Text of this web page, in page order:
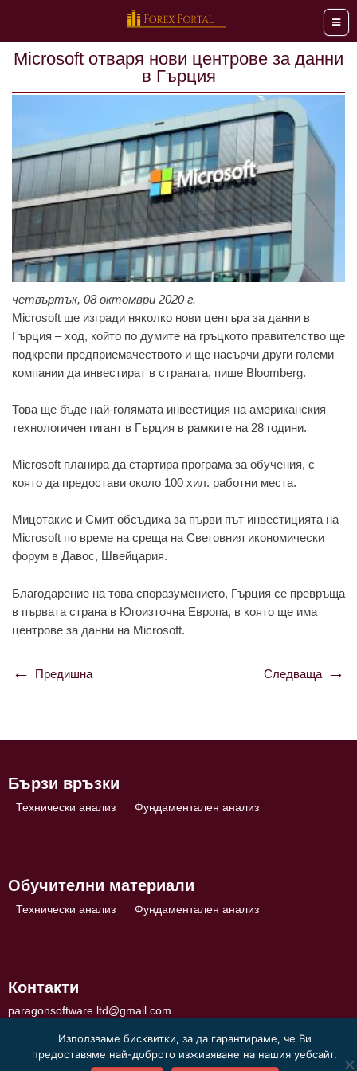
Меню
Microsoft отваря нови центрове за данни
в Гърция
четвъртък, 08 октомври 2020 г.
Microsoft ще изгради няколко нови центъра за данни в
Гърция – ход, който по думите на гръцкото правителство ще
подкрепи предприемачеството и ще насърчи други големи
компании да инвестират в страната, пише Bloomberg.
Това ще бъде най-голямата инвестиция на американския
технологичен гигант в Гърция в рамките на 28 години.
Microsoft планира да стартира програма за обучения, с
която да предостави около 100 хил. работни места.
Мицотакис и Смит обсъдиха за първи път инвестицията на
Microsoft по време на среща на Световния икономически
форум в Давос, Швейцария.
Благодарение на това споразумението, Гърция се превръща
в първата страна в Югоизточна Европа, в която ще има
центрове за данни на Microsoft.
Навигация
Предишна Следваща
Бързи връзки
Технически анализ Фундаментален анализ
Обучителни материали
Технически анализ Фундаментален анализ
Контакти
paragonsoftware.ltd@gmail.com
Използваме бисквитки, за да гарантираме, че Ви
предоставяме най-доброто изживяване на нашия уебсайт.